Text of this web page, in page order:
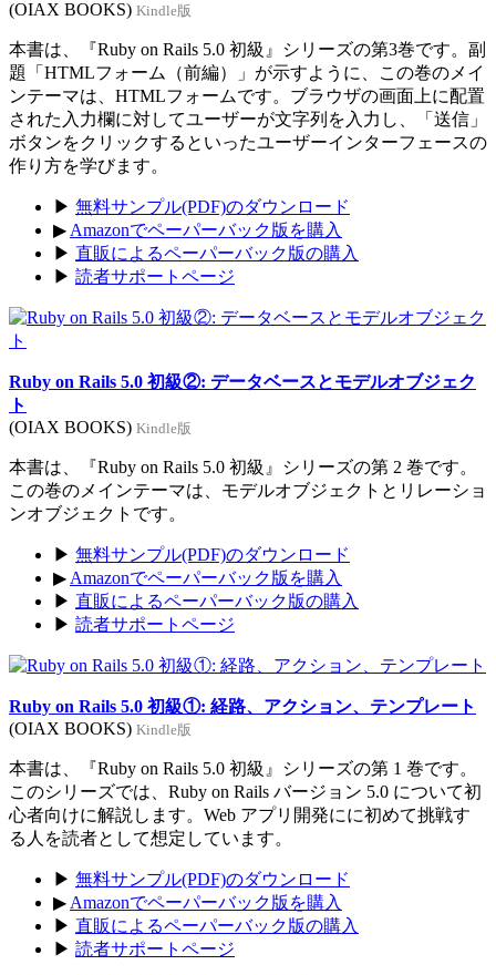
(OIAX BOOKS) Kindle版
本書は、『Ruby on Rails 5.0 初級』シリーズの第3巻です。副
題「HTMLフォーム（前編）」が示すように、この巻のメイ
ンテーマは、HTMLフォームです。ブラウザの画面上に配置
された入力欄に対してユーザーが文字列を入力し、「送信」
ボタンをクリックするといったユーザーインターフェースの
作り方を学びます。
▶ 無料サンプル(PDF)のダウンロード
▶ Amazonでペーパーバック版を購入
▶ 直販によるペーパーバック版の購入
▶ 読者サポートページ
Ruby on Rails 5.0 初級②: データベースとモデルオブジェク
ト
(OIAX BOOKS) Kindle版
本書は、『Ruby on Rails 5.0 初級』シリーズの第 2 巻です。
この巻のメインテーマは、モデルオブジェクトとリレーショ
ンオブジェクトです。
▶ 無料サンプル(PDF)のダウンロード
▶ Amazonでペーパーバック版を購入
▶ 直販によるペーパーバック版の購入
▶ 読者サポートページ
Ruby on Rails 5.0 初級①: 経路、アクション、テンプレート
(OIAX BOOKS) Kindle版
本書は、『Ruby on Rails 5.0 初級』シリーズの第 1 巻です。
このシリーズでは、Ruby on Rails バージョン 5.0 について初
心者向けに解説します。Web アプリ開発にに初めて挑戦す
る人を読者として想定しています。
▶ 無料サンプル(PDF)のダウンロード
▶ Amazonでペーパーバック版を購入
▶ 直販によるペーパーバック版の購入
▶ 読者サポートページ